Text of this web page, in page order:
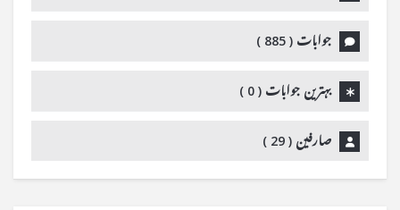
جوابات ( 885
)
بہترین جوابات ( 0
)
صارفین ( 29
)